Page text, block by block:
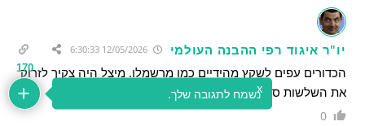
יו"ר איגוד רפי ההבנה העולמי 12/05/2026 6:30:33
הכדורים עפים לשקץ מהידיים כמו מרשמלו. מיצל היה צקיך לזרוק
את השלשות סתם תקע את ההתקפה
0
170
נשמח לתגובה שלך.x